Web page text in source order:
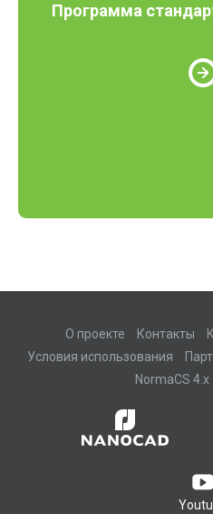
Программа
О проекте Контакты
Условия использования
NormaCS 4.x